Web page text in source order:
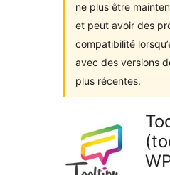
ne plus être
et peut avoir des
compatibilité
avec des versions
plus récentes.